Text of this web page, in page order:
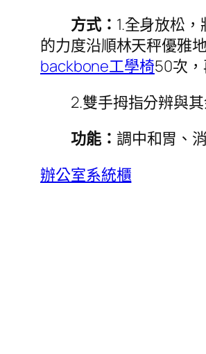
方式： 1.全身放松
的力度沿順林天秤優雅
backbone工學椅50次
2.雙手拇指分辨與
功能： 調中和胃、
辦公室系統櫃